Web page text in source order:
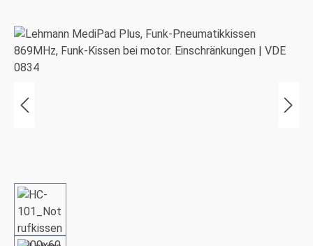
Bildergalerie überspringen